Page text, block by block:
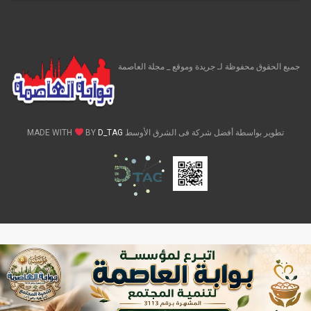
جميع الحقوق محفوظة لـ جريدة وموقع _ مجلة العاصمة
تطوير بواسطة أفضل شركة فى الشرق الأوسط MADE WITH BY D_TAG